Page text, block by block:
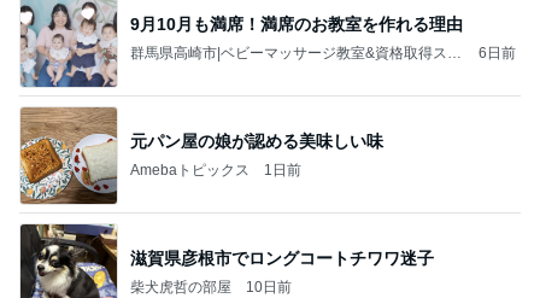
9月10月も満席！満席のお教室を作れる理由
群馬県高崎市|ベビーマッサージ教室&資格取得スク
6日前
元パン屋の娘が認める美味しい味
Amebaトピックス 1日前
滋賀県彦根市でロングコートチワワ迷子
柴犬虎哲の部屋 10日前